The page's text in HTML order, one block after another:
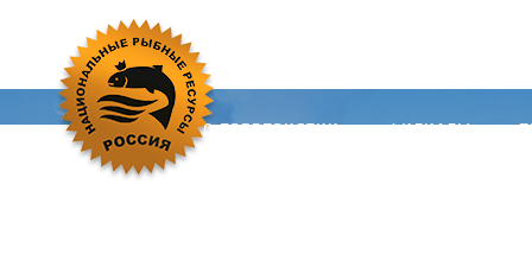
О ПРЕДПРИЯТИИ ФИЛИАЛЫ